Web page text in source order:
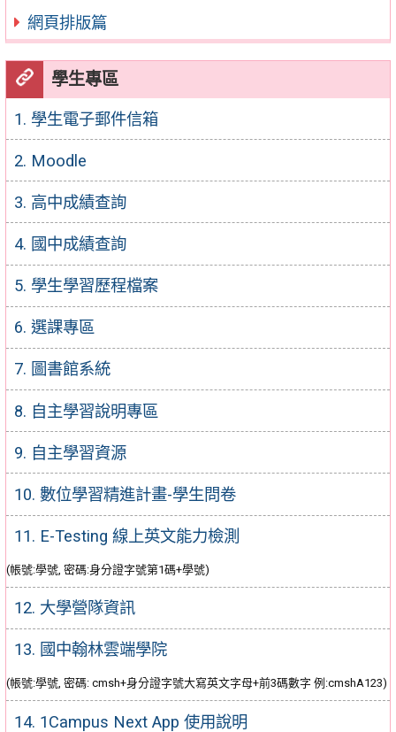
網頁排版篇
學生專區
1. 學生電子郵件信箱
2. Moodle
3. 高中成績查詢
4. 國中成績查詢
5. 學生學習歷程檔案
6. 選課專區
7. 圖書館系統
8. 自主學習說明專區
9. 自主學習資源
10. 數位學習精進計畫-學生問卷
11. E-Testing 線上英文能力檢測
(帳號:學號, 密碼:身分證字號第1碼+學號)
12. 大學營隊資訊
13. 國中翰林雲端學院
(帳號:學號, 密碼: cmsh+身分證字號大寫英文字母+前3碼數字 例:cmshA123)
14. 1Campus Next App 使用說明